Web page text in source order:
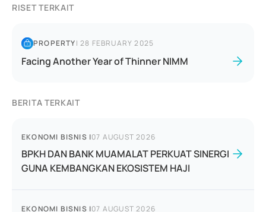
RISET TERKAIT
PROPERTY|28 FEBRUARY 2025
Facing Another Year of Thinner NIMM
BERITA TERKAIT
EKONOMI BISNIS |07 AUGUST 2026
BPKH DAN BANK MUAMALAT PERKUAT SINERGI
GUNA KEMBANGKAN EKOSISTEM HAJI
EKONOMI BISNIS |07 AUGUST 2026